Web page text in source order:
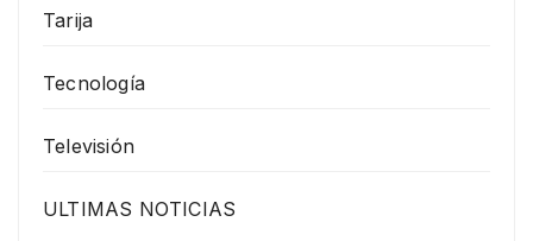
Tarija
Tecnología
Televisión
ULTIMAS NOTICIAS